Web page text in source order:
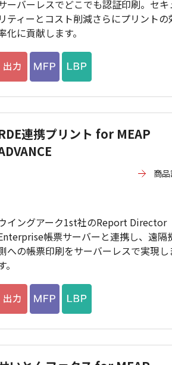
ーバーレスでどこでも認証印刷。セキ
リティーとコスト削減さらにプリントの
化に貢献します。
連携プリント for MEAP
商
イングアーク1st社のReport Director
帳票サーバーと連携し、遠隔
への帳票印刷をサーバーレスで実現し
。